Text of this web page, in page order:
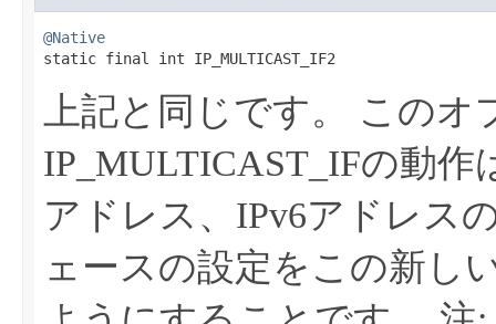
@Native
static final int IP_MULTICAST_IF2
上記と同じです。
このオ
IP_MULTICAST_IFの動
アドレス、IPv6アドレス
ェースの設定をこの新し